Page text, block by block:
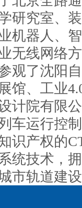
研究室、
机器人、
无线网络
观了沈阳
馆、工业
计院有限
车运行控
识产权的
统技术，
市轨道建